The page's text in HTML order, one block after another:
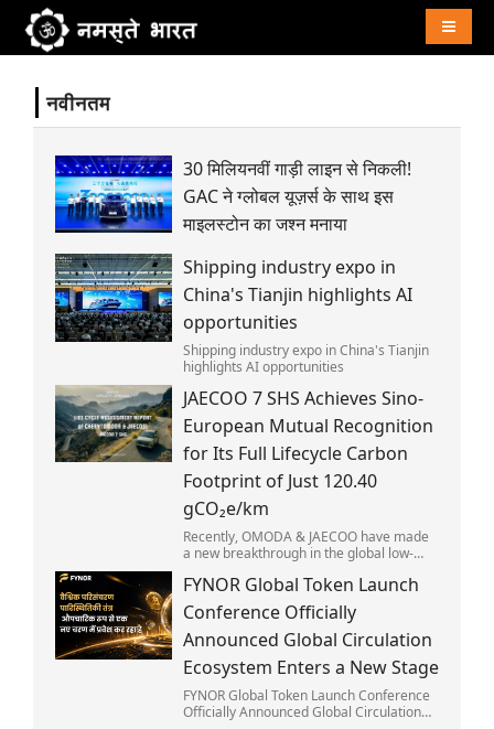
नवीनतम
30 मिलियनवीं गाड़ी लाइन से निकली!
GAC ने ग्लोबल यूज़र्स के साथ इस
माइलस्टोन का जश्न मनाया
Shipping industry expo in
China's Tianjin highlights AI
opportunities
Shipping industry expo in China's Tianjin
highlights AI opportunities
JAECOO 7 SHS Achieves Sino-
European Mutual Recognition
for Its Full Lifecycle Carbon
Footprint of Just 120.40
gCO₂e/km
Recently, OMODA & JAECOO have made
a new breakthrough in the global low-
model, the JAECOO 7 SHS, discloses its
full lifecycle carbon emissions and has
secured the global first Sino-European
Automotive Carbon Footprint Mutual
Recognition. Positioned as SUPER HYBRID
SUV suitable for urban commuting and
diverse outdoor scenarios, the JAECOO 7
is widely recognized as a popular choice
in international markets.
FYNOR Global Token Launch
Conference Officially
Announced Global Circulation
Ecosystem Enters a New Stage
FYNOR Global Token Launch Conference
Officially Announced Global Circulation